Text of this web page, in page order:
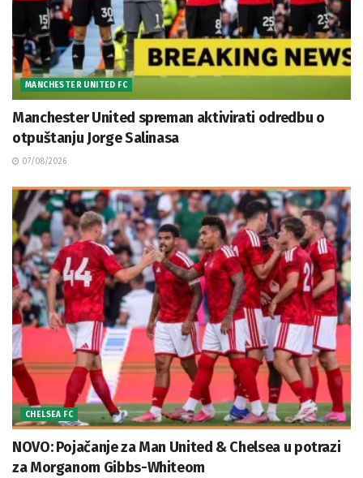
MANCHESTER UNITED FC
Manchester United spreman aktivirati odredbu o
otpuštanju Jorge Salinasa
07/08/2026
CHELSEA FC
NOVO: Pojačanje za Man United & Chelsea u potrazi
za Morganom Gibbs-Whiteom